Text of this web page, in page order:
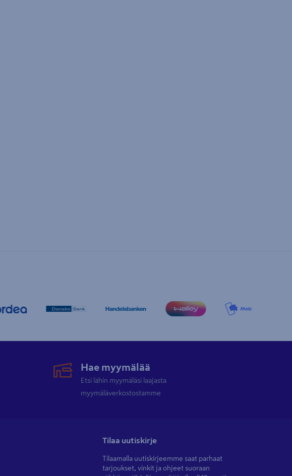
Hae myymälää
Etsi lähin myymäläsi laajasta
myymäläverkostostamme
Tilaa uutiskirje
Tilaamalla uutiskirjeemme saat parhaat
tarjoukset, vinkit ja ohjeet suoraan